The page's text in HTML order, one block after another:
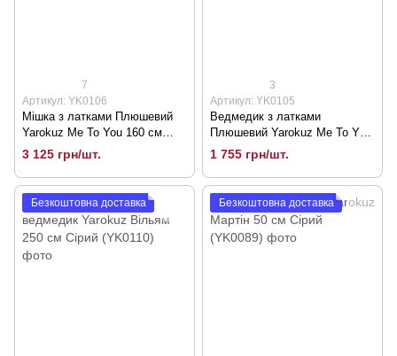
7
Артикул: YK0106
Мішка з латками Плюшевий
Yarokuz Me To You 160 см
Сірий (YK0106)
3 125 грн/шт.
3
Артикул: YK0105
Ведмедик з латками
Плюшевий Yarokuz Me To You
100 см Сірий (YK0105)
1 755 грн/шт.
Безкоштовна доставка Безкоштовна доставка